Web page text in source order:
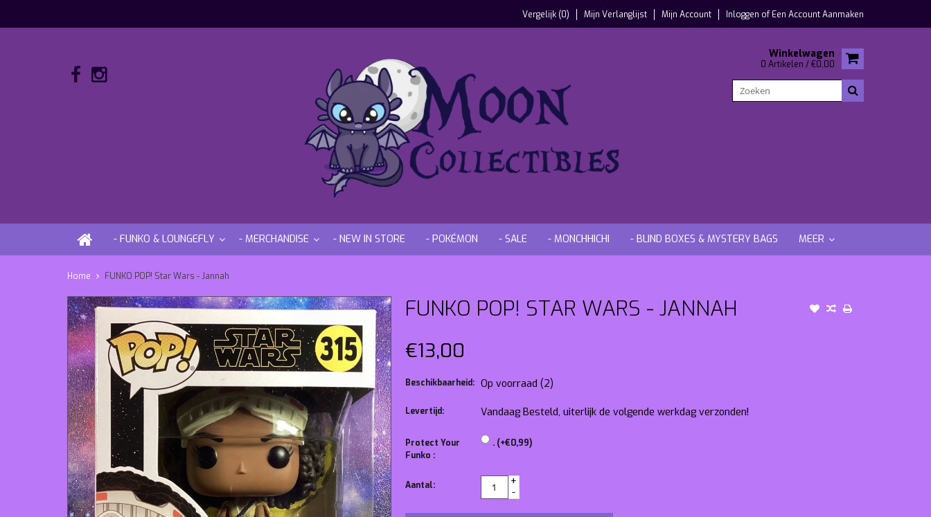
Vergelijk (0) Mijn Verlanglijst Mijn Account Inloggen ofEen Account Aanmaken
Winkelwagen
0 Artikelen / €0,00
- FUNKO & LOUNGEFLY - MERCHANDISE - NEW IN STORE - POKÉMON - SALE - MONCHHICHI - BLIND BOXES & MYSTERY BAGS MEER
Home FUNKO POP! Star Wars - Jannah
FUNKO POP! STAR WARS - JANNAH
€13,00
Beschikbaarheid: Op voorraad (2)
Levertijd: Vandaag Besteld, uiterlijk de volgende werkdag verzonden!
Protect Your
Funko :
. (+€0,99)
Aantal:
+
-